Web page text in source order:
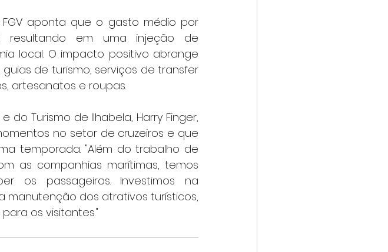
aponta que o gasto médio por
resultando em uma injeção de
local. O impacto positivo abrange
de turismo, serviços de transfer
artesanatos e roupas.
do Turismo de Ilhabela, Harry Finger,
no setor de cruzeiros e que
temporada. "Além do trabalho de
as companhias marítimas, temos
os passageiros. Investimos na
manutenção dos atrativos turísticos,
os visitantes."